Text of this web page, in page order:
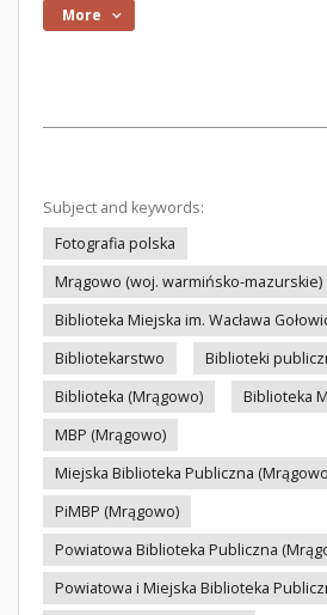
More
Subject and keywords:
Fotografia polska
Mrągowo (woj. warmińsko-mazurskie)
Biblioteka Miejska im. Wacława
Bibliotekarstwo
Biblioteki
Biblioteka (Mrągowo)
Biblioteka
MBP (Mrągowo)
Miejska Biblioteka Publiczna
PiMBP (Mrągowo)
Powiatowa Biblioteka Publiczna
Powiatowa i Miejska Biblioteka